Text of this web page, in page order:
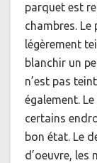
parquet est
chambres. Le
légèrement
blanchir un
n’est pas
également.
certains
bon état. Le
d’oeuvre, les